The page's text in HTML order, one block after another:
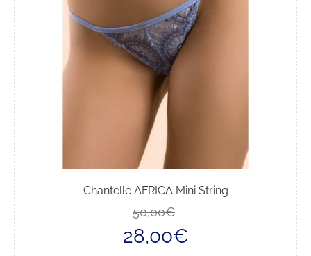
Chantelle AFRICA Mini String
50,00€
28,00€